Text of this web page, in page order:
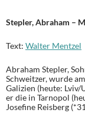
Stepler, Abraham –
Text: Walter Mentzel
Abraham Stepler,
Schweitzer, wurde
Galizien (heute:
er die in Tarnopol
Josefine Reisberg